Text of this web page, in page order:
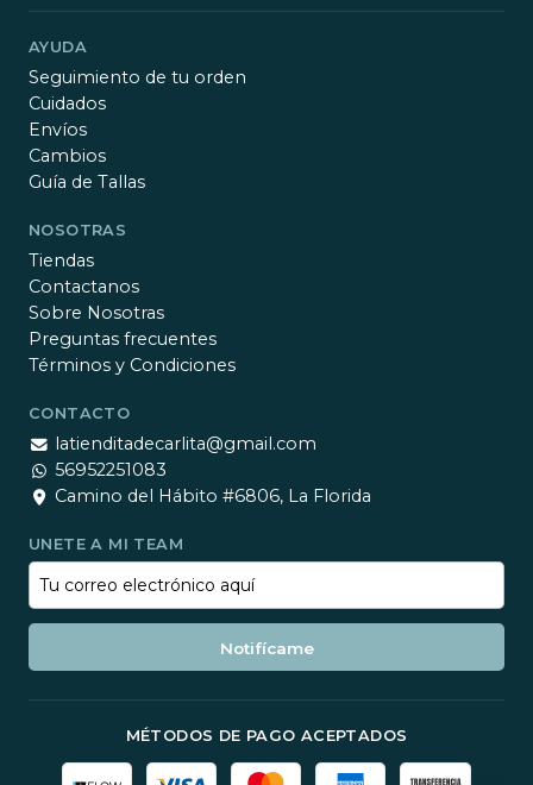
AYUDA
Seguimiento de tu orden
Cuidados
Envíos
Cambios
Guía de Tallas
NOSOTRAS
Tiendas
Contactanos
Sobre Nosotras
Preguntas frecuentes
Términos y Condiciones
CONTACTO
latienditadecarlita@gmail.com
56952251083
Camino del Hábito #6806, La Florida
UNETE A MI TEAM
Notifícame
MÉTODOS DE PAGO ACEPTADOS